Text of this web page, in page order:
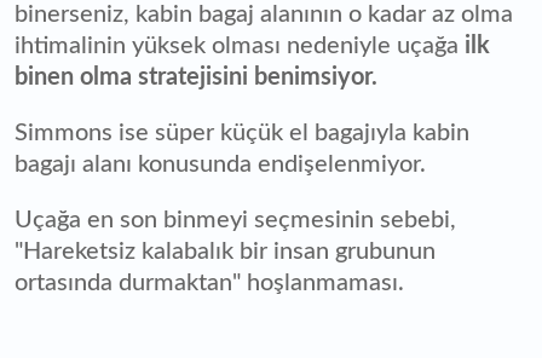
binerseniz, kabin bagaj alanının o kadar az olma
ihtimalinin yüksek olması nedeniyle uçağa ilk
binen olma stratejisini benimsiyor.
Simmons ise süper küçük el bagajıyla kabin
bagajı alanı konusunda endişelenmiyor.
Uçağa en son binmeyi seçmesinin sebebi,
"Hareketsiz kalabalık bir insan grubunun
ortasında durmaktan" hoşlanmaması.